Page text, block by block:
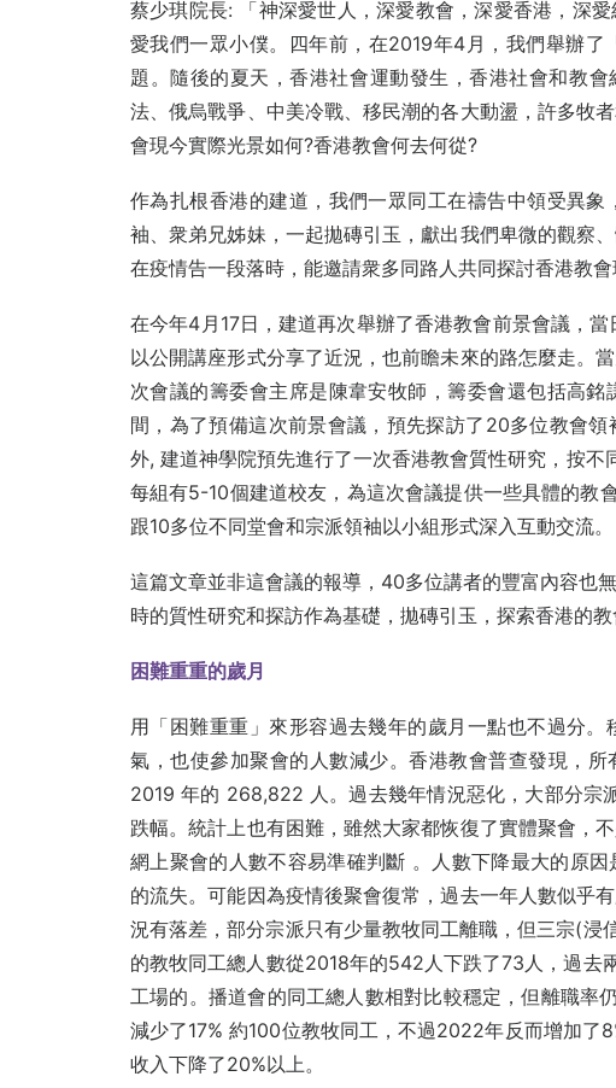
蔡少琪院長: 「神深愛世人，深愛教會，深愛香港，深
愛我們一眾小僕。四年前，在2019年4月，我們舉辦
題。隨後的夏天，香港社會運動發生，香港社會和教
法、俄烏戰爭、中美冷戰、移民潮的各大動盪，許多牧
會現今實際光景如何?香港教會何去何從?
作為扎根香港的建道，我們一眾同工在禱告中領受異
袖、衆弟兄姊妹，一起拋磚引玉，獻出我們卑微的觀察
在疫情告一段落時，能邀請衆多同路人共同探討香港教會
在今年4月17日，建道再次舉辦了香港教會前景會議，
以公開講座形式分享了近況，也前瞻未來的路怎麼走。
次會議的籌委會主席是陳韋安牧師，籌委會還包括高
間，為了預備這次前景會議，預先探訪了20多位教會
外, 建道神學院預先進行了一次香港教會質性研究，按不
每組有5-10個建道校友，為這次會議提供一些具體的教
跟10多位不同堂會和宗派領袖以小組形式深入互動交流。
這篇文章並非這會議的報導，40多位講者的豐富內容也
時的質性研究和探訪作為基礎，拋磚引玉，探索香港的教
困難重重的歲月
用「困難重重」來形容過去幾年的歲月一點也不過分
氣，也使參加聚會的人數減少。香港教會普查發現，
2019 年的 268,822 人。過去幾年情況惡化，大部分宗
跌幅。統計上也有困難，雖然大家都恢復了實體聚會，
網上聚會的人數不容易準確判斷 。人數下降最大的原
的流失。可能因為疫情後聚會復常，過去一年人數似乎
況有落差，部分宗派只有少量教牧同工離職，但三宗(
的教牧同工總人數從2018年的542人下跌了73人，過去
工場的。播道會的同工總人數相對比較穩定，但離職率
減少了17% 約100位教牧同工，不過2022年反而增加了
收入下降了20%以上。